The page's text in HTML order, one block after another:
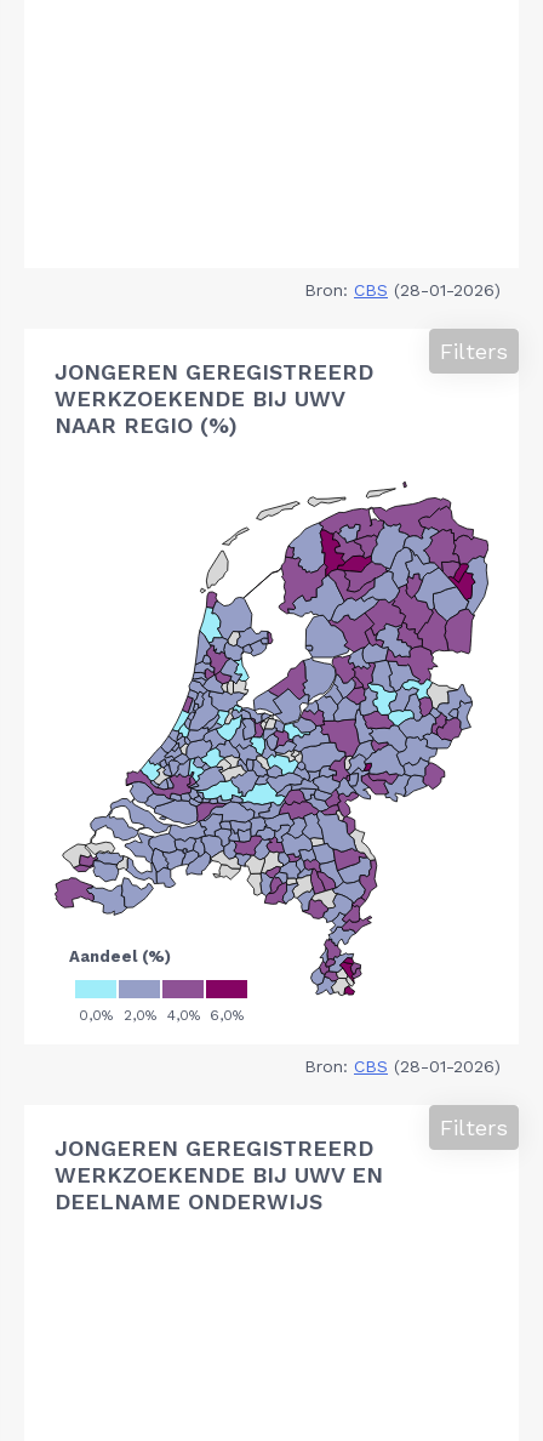
Bron: CBS (28-01-2026)
JONGEREN GEREGISTREERD
WERKZOEKENDE BIJ UWV
NAAR REGIO (%)
Filters
Bron: CBS (28-01-2026)
JONGEREN GEREGISTREERD
WERKZOEKENDE BIJ UWV EN
DEELNAME ONDERWIJS
Filters